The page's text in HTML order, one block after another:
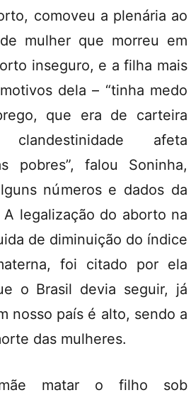
comoveu a plenária ao
mulher que morreu em
inseguro, e a filha mais
dela – “tinha medo
que era de carteira
afeta
pobres”, falou Soninha,
números e dados da
legalização do aborto na
de diminuição do índice
foi citado por ela
o Brasil devia seguir, já
nosso país é alto, sendo a
das mulheres.
matar o filho sob